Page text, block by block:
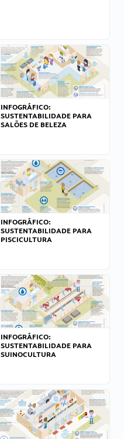
INFOGRÁFICO:
SUSTENTABILIDADE PARA
SALÕES DE BELEZA
INFOGRÁFICO:
SUSTENTABILIDADE PARA
PISCICULTURA
INFOGRÁFICO:
SUSTENTABILIDADE PARA
SUINOCULTURA